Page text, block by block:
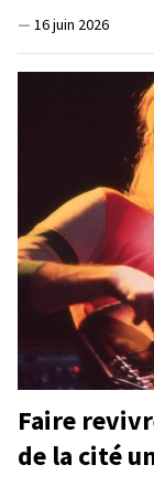
— 16 juin 2026
Faire
de la cité